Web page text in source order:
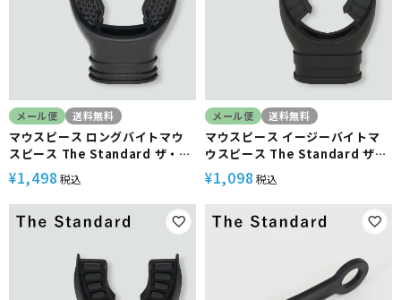
メール便 送料無料
マウスピース ロングバイトマウ
スピース The Standard ザ・ス
タンダード シリコン ダイビング
アクセサリー パーツ
¥1,498 税込
メール便 送料無料
マウスピース イージーバイトマ
ウスピース The Standard ザ・
スタンダード ブラック シリコン
ダイビング アクセサリー パーツ
¥1,098 税込